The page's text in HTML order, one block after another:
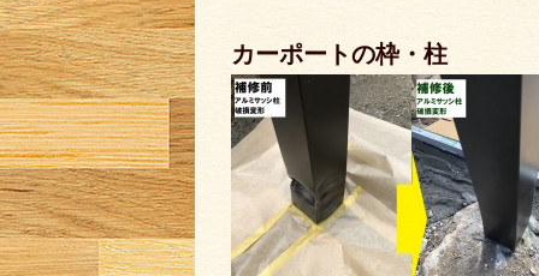
カーポートの枠・柱